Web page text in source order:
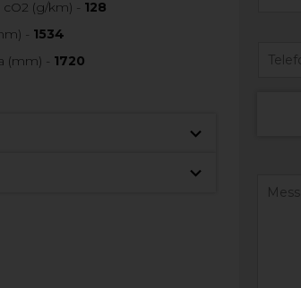
cO2 (g/km) - 128
- 1534
(mm) - 1720